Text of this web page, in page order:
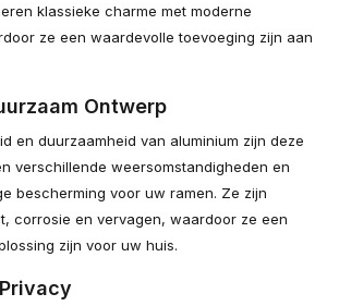
klassieke charme met moderne
ze een waardevolle toevoeging zijn aan
Ontwerp
en duurzaamheid van aluminium zijn deze
verschillende weersomstandigheden en
bescherming voor uw ramen. Ze zijn
corrosie en vervagen, waardoor ze een
zijn voor uw huis.